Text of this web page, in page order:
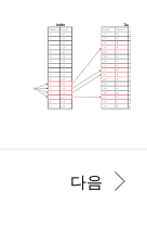
다음